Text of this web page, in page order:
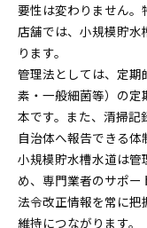
要性は変わりません。
店舗では、小規模貯
ります。
管理法としては、定
素・一般細菌等）の
本です。また、清掃記
自治体へ報告できる体
小規模貯水槽水道は管
め、専門業者のサポ
法令改正情報を常に把
維持につながります。